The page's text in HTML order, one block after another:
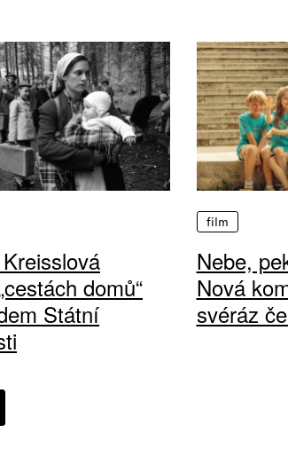
domů“
Státní
film
Nebe,
Nová
svéráz